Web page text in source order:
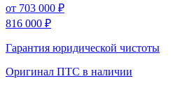
от 703 000 ₽
816 000 ₽
Гарантия юридической чистоты
Оригинал ПТС в наличии